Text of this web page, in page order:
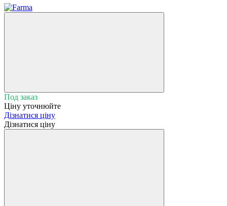
Под заказ
Ціну уточнюйте
Дізнатися ціну
Дізнатися ціну